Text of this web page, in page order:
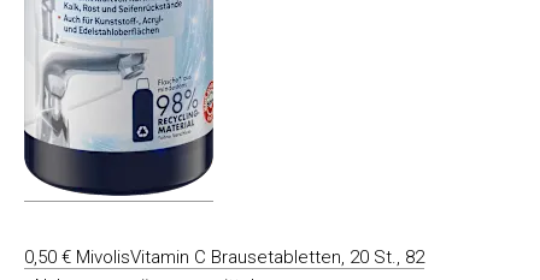
0,50 € MivolisVitamin C Brausetabletten, 20 St., 82